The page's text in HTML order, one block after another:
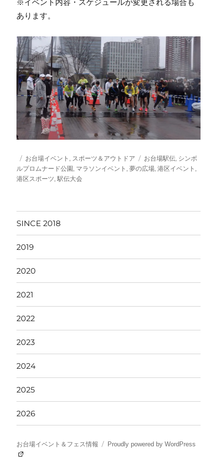
※イベント内容・スケジュールが変更される場合も
あります。
投
稿
日:
カ
テ
ゴ
お台場イベント, スポーツ＆アウトドア
タ
グ
お台場駅伝, シンボ
ルプロムナード公園, マラソンイベント,夢の広場,港区イベント,
港区スポーツ,駅伝大会
SINCE 2018
2019
2020
2021
2022
2023
2024
2025
2026
お台場イベント＆フェス情報 Proudly powered by WordPress